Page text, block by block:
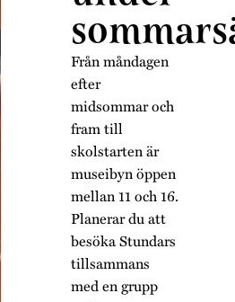
Från måndagen
efter
midsommar och
fram till
skolstarten är
museibyn öppen
mellan 11 och 16.
Planerar du att
besöka Stundars
tillsammans
med en grupp